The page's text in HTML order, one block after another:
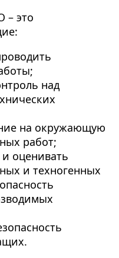
– это
над
на окружающую
работ;
оценивать
и техногенных